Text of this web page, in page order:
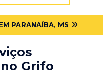
PARANAÍBA, MS
Grifo